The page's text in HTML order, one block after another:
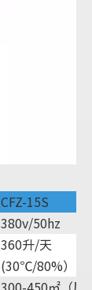
CFZ-15S
380v/50hz
360升/天
(30℃/80%）